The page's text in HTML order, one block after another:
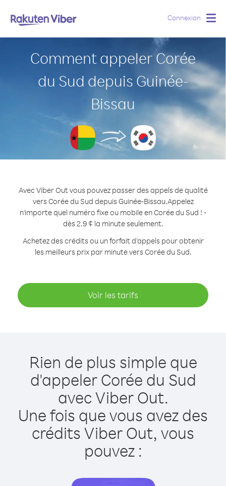
Connexion
Comment appeler Corée
du Sud depuis Guinée-
Bissau
Avec Viber Out vous pouvez passer des appels de qualité
vers Corée du Sud depuis Guinée-Bissau.Appelez
n'importe quel numéro fixe ou mobile en Corée du Sud ! -
dès 2.9 ¢ la minute seulement.
Achetez des crédits ou un forfait d’appels pour obtenir
les meilleurs prix par minute vers Corée du Sud.
Voir les tarifs
Rien de plus simple que
d'appeler Corée du Sud
avec Viber Out.
Une fois que vous avez des
crédits Viber Out, vous
pouvez :